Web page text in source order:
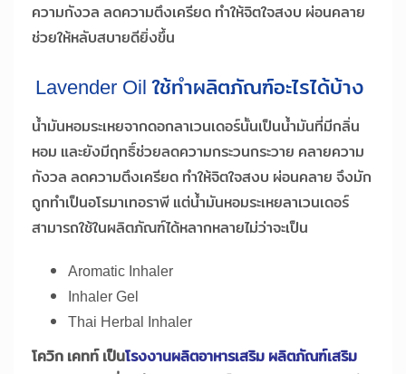
ความกังวล ลดความตึงเครียด ทำให้จิตใจสงบ ผ่อนคลาย
ช่วยให้หลับสบายดียิ่งขึ้น
Lavender Oil ใช้ทำผลิตภัณฑ์อะไรได้บ้าง
น้ำมันหอมระเหยจากดอกลาเวนเดอร์นั้นเป็นน้ำมันที่มีกลิ่น
หอม และยังมีฤทธิ์ช่วยลดความกระวนกระวาย คลายความ
กังวล ลดความตึงเครียด ทำให้จิตใจสงบ ผ่อนคลาย จึงมัก
ถูกทำเป็นอโรมาเทอราพี แต่น้ำมันหอมระเหยลาเวนเดอร์
สามารถใช้ในผลิตภัณฑ์ได้หลากหลายไม่ว่าจะเป็น
Aromatic Inhaler
Inhaler Gel
Thai Herbal Inhaler
โควิก เคทท์ เป็นโรงงานผลิตอาหารเสริม ผลิตภัณฑ์เสริม